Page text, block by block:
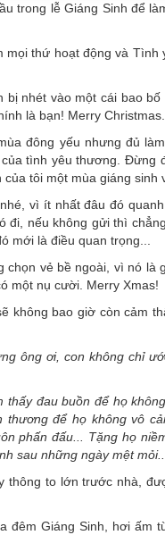
trong lễ Giáng Sinh để
thứ hoạt động và
bị nhét vào một cái bao
là bạn! Merry Christmas.
đông yếu nhưng đủ
tình yêu thương. Đừng
tôi một mùa giáng sinh
vì ít nhất đâu đó
đi, nếu không gửi thì
mới là điều quan trọng...
vẻ bề ngoài, vì nó là
một nụ cười. Merry Xmas!
không bao giờ còn cảm
ông ơi, con không chỉ
đau buồn để họ
để họ không vô
phấn đấu... Tặng họ
sau những ngày mệt
thông to lớn trước nhà,
đêm Giáng Sinh, hơi